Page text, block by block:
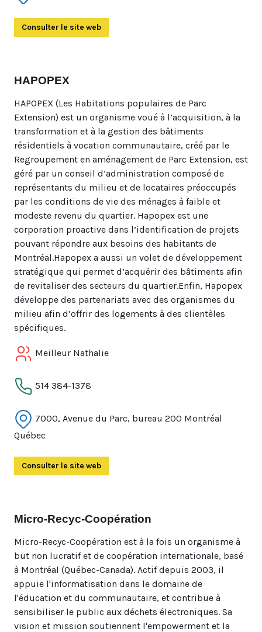
Consulter le site web
HAPOPEX
HAPOPEX (Les Habitations populaires de Parc
Extension) est un organisme voué à l’acquisition, à la
transformation et à la gestion des bâtiments
résidentiels à vocation communautaire, créé par le
Regroupement en aménagement de Parc Extension, est
géré par un conseil d’administration composé de
représentants du milieu et de locataires préoccupés
par les conditions de vie des ménages à faible et
modeste revenu du quartier. Hapopex est une
corporation proactive dans l’identification de projets
pouvant répondre aux besoins des habitants de
Montréal.​Hapopex a aussi un volet de développement
stratégique qui permet d’acquérir des bâtiments afin
de revitaliser des secteurs du quartier.​Enfin, Hapopex
développe des partenariats avec des organismes du
milieu afin d’offrir des logements à des clientèles
spécifiques.​​
Meilleur Nathalie
514 384-1378
7000, Avenue du Parc, bureau 200 Montréal
Québec
Consulter le site web
Micro-Recyc-Coopération
Micro-Recyc-Coopération est à la fois un organisme à
but non lucratif et de coopération internationale, basé
à Montréal (Québec-Canada). Actif depuis 2003, il
appuie l'informatisation dans le domaine de
l'éducation et du communautaire, et contribue à
sensibiliser le public aux déchets électroniques. Sa
vision et mission soutiennent l'empowerment et la